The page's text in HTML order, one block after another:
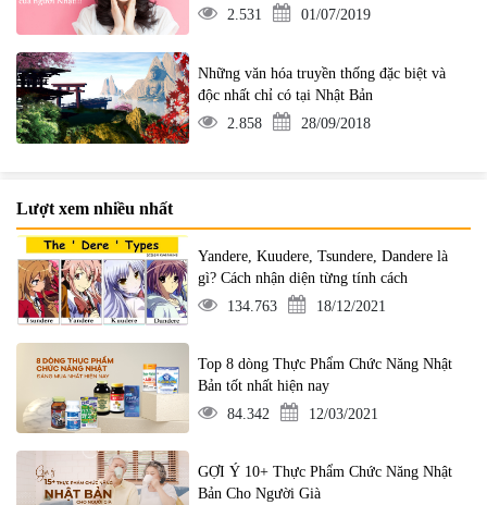
2.531
01/07/2019
Những văn hóa truyền thống đặc biệt và
độc nhất chỉ có tại Nhật Bản
2.858
28/09/2018
Lượt xem nhiều nhất
Yandere, Kuudere, Tsundere, Dandere là
gì? Cách nhận diện từng tính cách
134.763
18/12/2021
Top 8 dòng Thực Phẩm Chức Năng Nhật
Bản tốt nhất hiện nay
84.342
12/03/2021
GỢI Ý 10+ Thực Phẩm Chức Năng Nhật
Bản Cho Người Già